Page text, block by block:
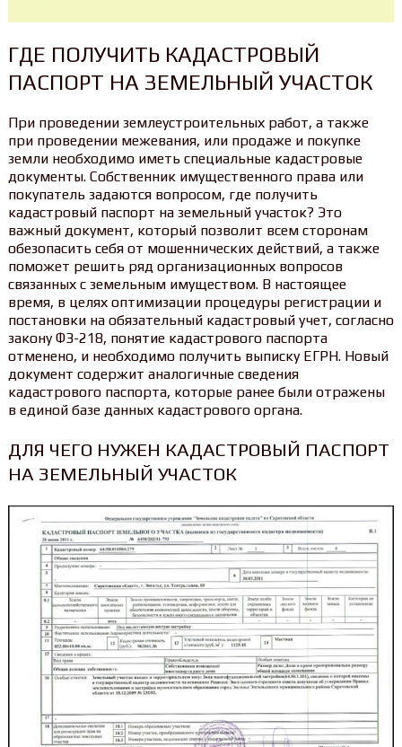
ГДЕ ПОЛУЧИТЬ КАДАСТРОВЫЙ
ПАСПОРТ НА ЗЕМЕЛЬНЫЙ УЧАСТОК
При проведении землеустроительных работ, а также
при проведении межевания, или продаже и покупке
земли необходимо иметь специальные кадастровые
документы. Собственник имущественного права или
покупатель задаются вопросом, где получить
кадастровый паспорт на земельный участок? Это
важный документ, который позволит всем сторонам
обезопасить себя от мошеннических действий, а также
поможет решить ряд организационных вопросов
связанных с земельным имуществом. В настоящее
время, в целях оптимизации процедуры регистрации и
постановки на обязательный кадастровый учет, согласно
закону ФЗ-218, понятие кадастрового паспорта
отменено, и необходимо получить выписку ЕГРН. Новый
документ содержит аналогичные сведения
кадастрового паспорта, которые ранее были отражены
в единой базе данных кадастрового органа.
ДЛЯ ЧЕГО НУЖЕН КАДАСТРОВЫЙ ПАСПОРТ
НА ЗЕМЕЛЬНЫЙ УЧАСТОК